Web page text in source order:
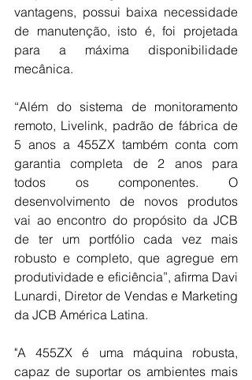
vantagens, possui baixa necessidade
de manutenção, isto é, foi projetada
para a máxima disponibilidade
mecânica.
“Além do sistema de monitoramento
remoto, Livelink, padrão de fábrica de
5 anos a 455ZX também conta com
garantia completa de 2 anos para
todos os componentes. O
desenvolvimento de novos produtos
vai ao encontro do propósito da JCB
de ter um portfólio cada vez mais
robusto e completo, que agregue em
produtividade e eficiência”, afirma Davi
Lunardi, Diretor de Vendas e Marketing
da JCB América Latina.
"A 455ZX é uma máquina robusta,
capaz de suportar os ambientes mais